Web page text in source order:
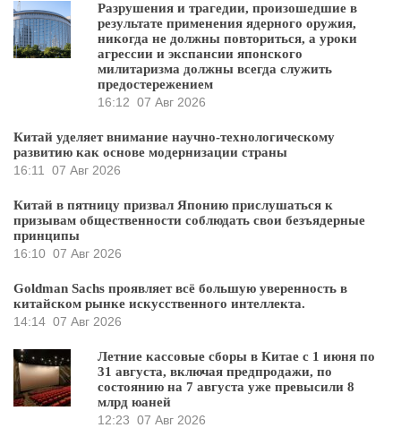
Разрушения и трагедии, произошедшие в
результате применения ядерного оружия,
никогда не должны повториться, а уроки
агрессии и экспансии японского
милитаризма должны всегда служить
предостережением
16:12 07 Авг 2026
Китай уделяет внимание научно-технологическому
развитию как основе модернизации страны
16:11
07 Авг 2026
Китай в пятницу призвал Японию прислушаться к
призывам общественности соблюдать свои безъядерные
принципы
16:10 07 Авг 2026
Goldman Sachs проявляет всё большую уверенность в
китайском рынке искусственного интеллекта.
14:14 07 Авг 2026
Летние кассовые сборы в Китае с 1 июня по
31 августа, включая предпродажи, по
состоянию на 7 августа уже превысили 8
млрд юаней
12:23 07 Авг 2026